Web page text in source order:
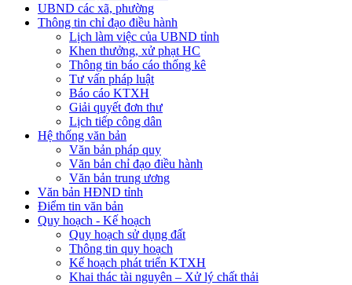
UBND các xã, phường
Thông tin chỉ đạo điều hành
Lịch làm việc của UBND tỉnh
Khen thưởng, xử phạt HC
Thông tin báo cáo thống kê
Tư vấn pháp luật
Báo cáo KTXH
Giải quyết đơn thư
Lịch tiếp công dân
Hệ thống văn bản
Văn bản pháp quy
Văn bản chỉ đạo điều hành
Văn bản trung ương
Văn bản HĐND tỉnh
Điểm tin văn bản
Quy hoạch - Kế hoạch
Quy hoạch sử dụng đất
Thông tin quy hoạch
Kế hoạch phát triển KTXH
Khai thác tài nguyên – Xử lý chất thải